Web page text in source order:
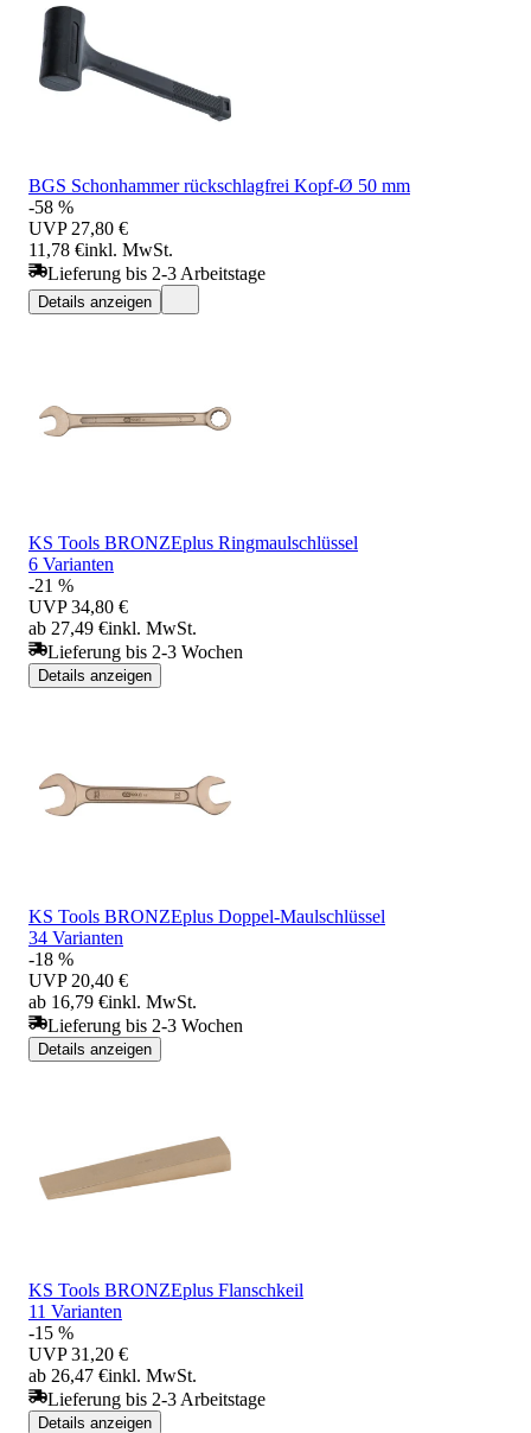
BGS Schonhammer rückschlagfrei Kopf-Ø 50 mm
-58 %
UVP 27,80 €
11,78 €inkl. MwSt.
Lieferung bis 2-3 Arbeitstage
Details anzeigen
KS Tools BRONZEplus Ringmaulschlüssel
6 Varianten
-21 %
UVP 34,80 €
ab 27,49 €inkl. MwSt.
Lieferung bis 2-3 Wochen
Details anzeigen
KS Tools BRONZEplus Doppel-Maulschlüssel
34 Varianten
-18 %
UVP 20,40 €
ab 16,79 €inkl. MwSt.
Lieferung bis 2-3 Wochen
Details anzeigen
KS Tools BRONZEplus Flanschkeil
11 Varianten
-15 %
UVP 31,20 €
ab 26,47 €inkl. MwSt.
Lieferung bis 2-3 Arbeitstage
Details anzeigen